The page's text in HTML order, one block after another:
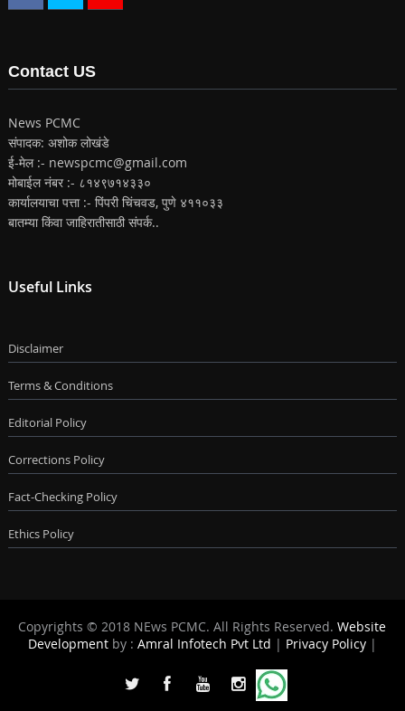
Contact US
News PCMC
संपादक: अशोक लोखंडे
ई-मेल :- newspcmc@gmail.com
मोबाईल नंबर :- ८१४९७१४३३०
कार्यालयाचा पत्ता :- पिंपरी चिंचवड, पुणे ४११०३३
बातम्या किंवा जाहिरातीसाठी संपर्क..
Useful Links
Disclaimer
Terms & Conditions
Editorial Policy
Corrections Policy
Fact-Checking Policy
Ethics Policy
Copyrights © 2018 NEws PCMC. All Rights Reserved.Website
Developmentby : Amral Infotech Pvt Ltd | Privacy Policy|